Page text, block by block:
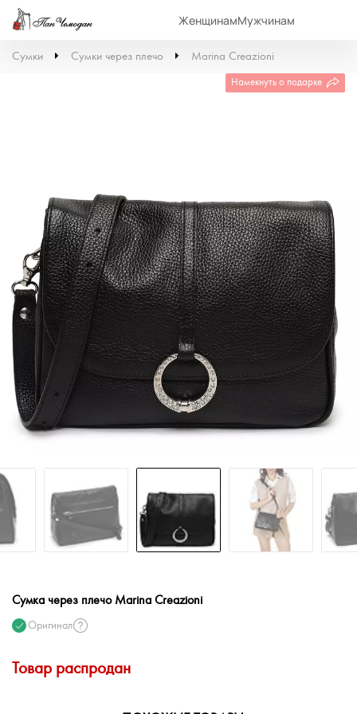
ЖенщинамМужчинам
Сумки Сумки через плечо Marina Creazioni
Намекнуть о подарке
Сумка через плечо Marina Creazioni
Оригинал
Товар распродан